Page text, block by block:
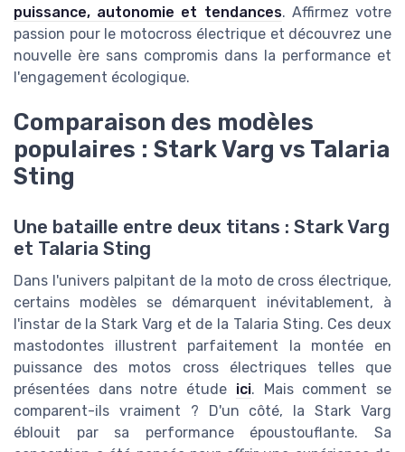
puissance, autonomie et tendances. Affirmez votre
passion pour le motocross électrique et découvrez une
nouvelle ère sans compromis dans la performance et
l'engagement écologique.
Comparaison des modèles
populaires : Stark Varg vs Talaria
Sting
Une bataille entre deux titans : Stark Varg
et Talaria Sting
Dans l'univers palpitant de la moto de cross électrique,
certains modèles se démarquent inévitablement, à
l'instar de la Stark Varg et de la Talaria Sting. Ces deux
mastodontes illustrent parfaitement la montée en
puissance des motos cross électriques telles que
présentées dans notre étude ici. Mais comment se
comparent-ils vraiment ? D'un côté, la Stark Varg
éblouit par sa performance époustouflante. Sa